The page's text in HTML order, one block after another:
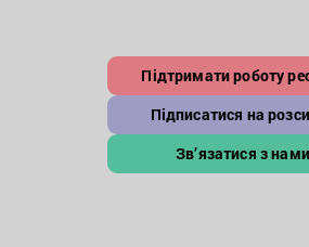
Підтримати роботу
Підписатися на
Зв’язатися з нами